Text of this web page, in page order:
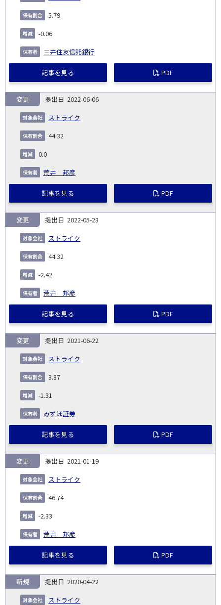
5.79
-0.06
三井住友信託銀行
記事を見る PDF
2022-06-06
ストライク
変更
44.32
0.0
荒井 邦彦
記事を見る PDF
2022-05-23
ストライク
変更
44.32
-2.42
荒井 邦彦
記事を見る PDF
2021-06-22
ストライク
変更
3.87
-1.31
みずほ証券
記事を見る PDF
2021-01-19
ストライク
変更
46.74
-2.33
荒井 邦彦
記事を見る PDF
2020-04-22
ストライク
新規